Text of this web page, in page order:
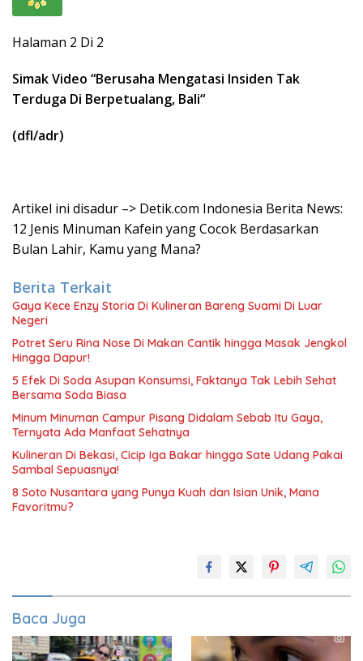
Halaman 2 Di 2
Simak Video “Berusaha Mengatasi Insiden Tak
Terduga Di Berpetualang, Bali“
(dfl/adr)
Artikel ini disadur –> Detik.com Indonesia Berita News:
12 Jenis Minuman Kafein yang Cocok Berdasarkan
Bulan Lahir, Kamu yang Mana?
Berita Terkait
Gaya Kece Enzy Storia Di Kulineran Bareng Suami Di Luar
Negeri
Potret Seru Rina Nose Di Makan Cantik hingga Masak Jengkol
Hingga Dapur!
5 Efek Di Soda Asupan Konsumsi, Faktanya Tak Lebih Sehat
Bersama Soda Biasa
Minum Minuman Campur Pisang Didalam Sebab Itu Gaya,
Ternyata Ada Manfaat Sehatnya
Kulineran Di Bekasi, Cicip Iga Bakar hingga Sate Udang Pakai
Sambal Sepuasnya!
8 Soto Nusantara yang Punya Kuah dan Isian Unik, Mana
Favoritmu?
Baca Juga